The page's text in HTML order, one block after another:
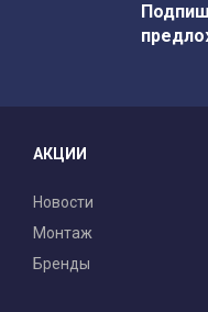
АКЦИИ
Новости
Монтаж
Бренды